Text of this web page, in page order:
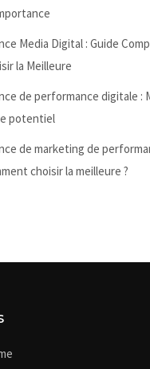
Media Digital : Guide
la Meilleure
de performance digitale :
potentiel
de marketing de
choisir la meilleure ?